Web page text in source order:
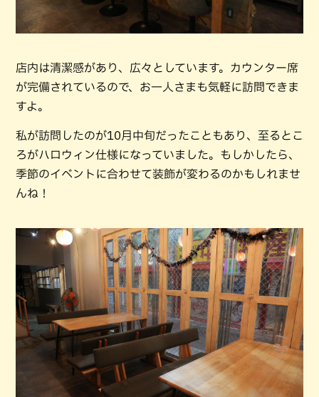
店内は清潔感があり、広々としています。カウンター席
が完備されているので、お一人さまも気軽に訪問できま
すよ。
私が訪問したのが10月中旬だったこともあり、至るとこ
ろがハロウィン仕様になっていました。もしかしたら、
季節のイベントに合わせて装飾が変わるのかもしれませ
んね！